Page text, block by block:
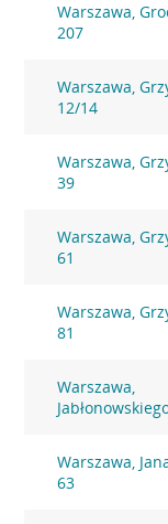
Warszawa,
207
Warszawa,
12/14
Warszawa,
39
Warszawa,
61
Warszawa,
81
Warszawa,
Warszawa,
63